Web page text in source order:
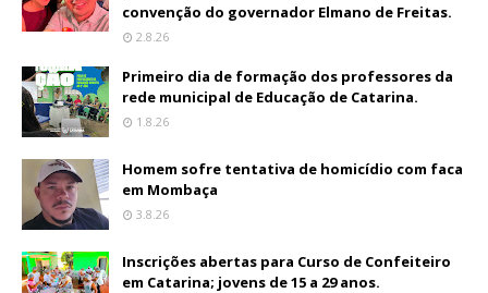
convenção do governador Elmano de Freitas.
2.8.26
Primeiro dia de formação dos professores da
rede municipal de Educação de Catarina.
1.8.26
Homem sofre tentativa de homicídio com faca
em Mombaça
3.8.26
Inscrições abertas para Curso de Confeiteiro
em Catarina; jovens de 15 a 29 anos.